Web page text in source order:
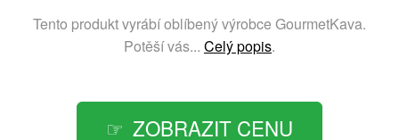
Tento produkt vyrábí oblíbený výrobce GourmetKava.
Potěší vás... Celý popis.
ZOBRAZIT CENU